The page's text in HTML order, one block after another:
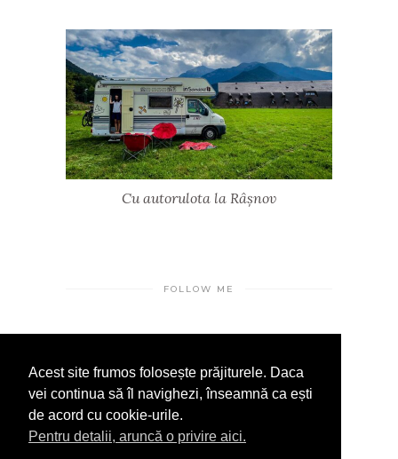
Cu autorulota la Râșnov
FOLLOW ME
INSTAGRAM FACEBOOOK LINKEDIN
Acest site frumos folosește prăjiturele. Daca
vei continua să îl navighezi, înseamnă ca ești
de acord cu cookie-urile.
Pentru detalii, aruncă o privire aici.